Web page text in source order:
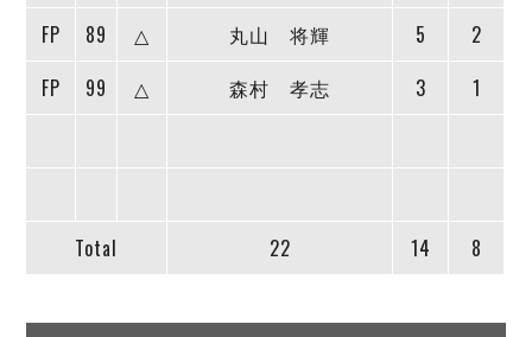
FP
89 △ 丸山 将輝 5
2
FP
99 △ 森村 孝志 3 1
Total 22 14 8